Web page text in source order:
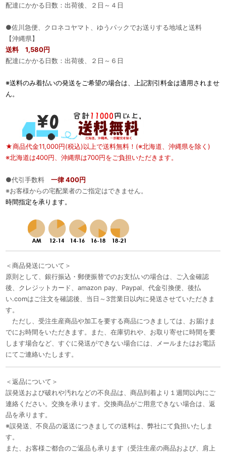
配達にかかる日数：出荷後、２日～４日
●佐川急便、クロネコヤマト、ゆうパックでお送りする地域と送料
【沖縄県】
送料 1,580円
配達にかかる日数：出荷後、２日～６日
※送料のみ着払いの発送をご希望の場合は、上記割引料金は適用されませ
ん。
★商品代金11,000円(税込)以上で送料無料！(※北海道、沖縄県を除く)
※北海道は400円、沖縄県は700円をご負担いただきます。
●代引手数料 一律 400円
※お客様からの宅配業者のご指定はできません。
時間指定を承ります。
＜商品発送について＞
原則として、銀行振込・郵便振替でのお支払いの場合は、ご入金確認
後、クレジットカード、amazon pay、Paypal、代金引換便、後払
い.comはご注文を確認後、当日～3営業日以内に発送させていただきま
す。
ただし、受注生産商品や加工を要する商品につきましては、お届けま
でにお時間をいただきます。また、在庫切れや、お取り寄せに時間を要
します場合など、すぐに発送ができない場合には、メールまたはお電話
にてご連絡いたします。
＜返品について＞
誤発送および破れや汚れなどの不良品は、商品到着より１週間以内にご
連絡ください。交換を承ります。交換商品がご用意できない場合は、返
品を承ります。
※誤発送、不良品の返送につきましての送料は、弊社にて負担いたしま
す。
また、お客様ご都合のご返品も承ります（受注生産の商品および、肩上